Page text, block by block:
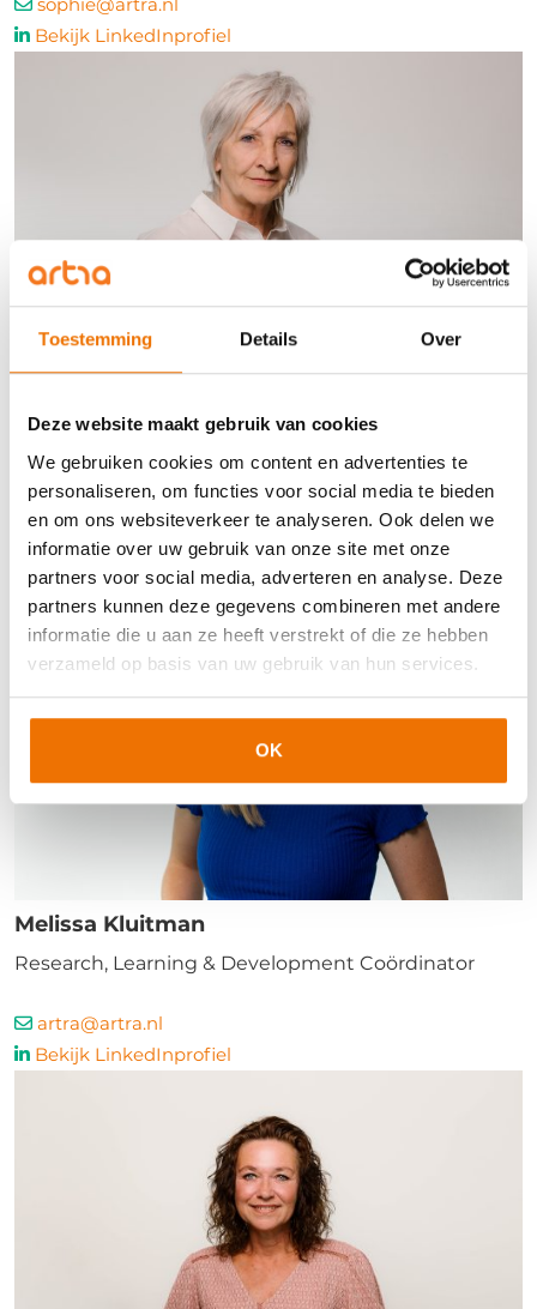
Toestemming Details Over
Deze website maakt gebruik van cookies
We gebruiken cookies om content en advertenties te
personaliseren, om functies voor social media te bieden
en om ons websiteverkeer te analyseren. Ook delen we
informatie over uw gebruik van onze site met onze
partners voor social media, adverteren en analyse. Deze
partners kunnen deze gegevens combineren met andere
informatie die u aan ze heeft verstrekt of die ze hebben
verzameld op basis van uw gebruik van hun services.
OK
Bekijk LinkedInprofiel
Willy de Kreij
Research, Learning & Development Professional
willy@artra.nl
Bekijk LinkedInprofiel
Melissa Kluitman
Research, Learning & Development Coördinator
artra@artra.nl
Bekijk LinkedInprofiel